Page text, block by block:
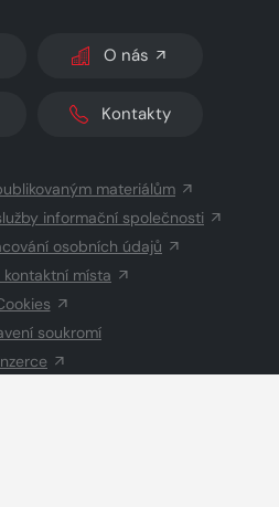
O nás
Kontakty
materiálům
informační společnosti
osobních údajů
místa
soukromí